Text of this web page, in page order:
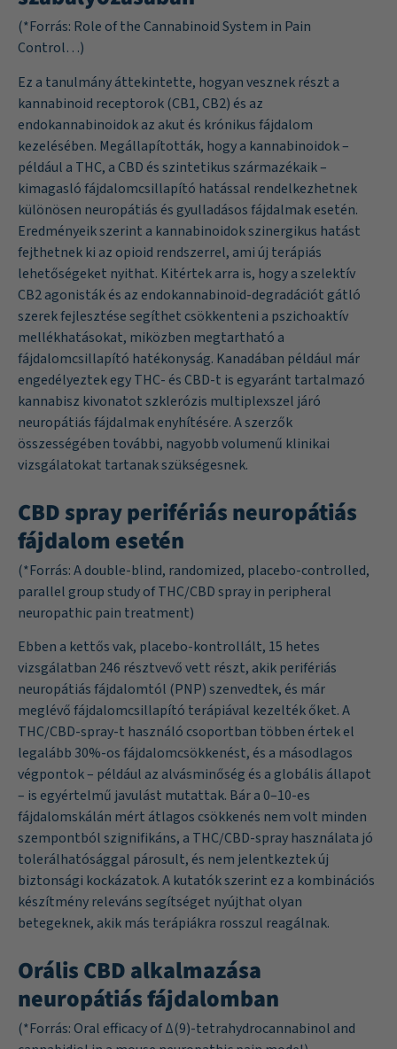
(*Forrás: Role of the Cannabinoid System in Pain
Control…)
Ez a tanulmány áttekintette, hogyan vesznek részt a
kannabinoid receptorok (CB1, CB2) és az
endokannabinoidok az akut és krónikus fájdalom
kezelésében. Megállapították, hogy a kannabinoidok –
például a THC, a CBD és szintetikus származékaik –
kimagasló fájdalomcsillapító hatással rendelkezhetnek
különösen neuropátiás és gyulladásos fájdalmak esetén.
Eredményeik szerint a kannabinoidok szinergikus hatást
fejthetnek ki az opioid rendszerrel, ami új terápiás
lehetőségeket nyithat. Kitértek arra is, hogy a szelektív
CB2 agonisták és az endokannabinoid-degradációt gátló
szerek fejlesztése segíthet csökkenteni a pszichoaktív
mellékhatásokat, miközben megtartható a
fájdalomcsillapító hatékonyság. Kanadában például már
engedélyeztek egy THC- és CBD-t is egyaránt tartalmazó
kannabisz kivonatot szklerózis multiplexszel járó
neuropátiás fájdalmak enyhítésére. A szerzők
összességében további, nagyobb volumenű klinikai
vizsgálatokat tartanak szükségesnek.
CBD spray perifériás neuropátiás
fájdalom esetén
(*Forrás:A double-blind, randomized, placebo-controlled,
parallel group study of THC/CBD spray in peripheral
neuropathic pain treatment)
Ebben a kettős vak, placebo-kontrollált, 15 hetes
vizsgálatban 246 résztvevő vett részt, akik perifériás
neuropátiás fájdalomtól (PNP) szenvedtek, és már
meglévő fájdalomcsillapító terápiával kezelték őket. A
THC/CBD-spray-t használó csoportban többen értek el
legalább 30%-os fájdalomcsökkenést, és a másodlagos
végpontok – például az alvásminőség és a globális állapot
– is egyértelmű javulást mutattak. Bár a 0–10-es
fájdalomskálán mért átlagos csökkenés nem volt minden
szempontból szignifikáns, a THC/CBD-spray használata jó
tolerálhatósággal párosult, és nem jelentkeztek új
biztonsági kockázatok. A kutatók szerint ez a kombinációs
készítmény releváns segítséget nyújthat olyan
betegeknek, akik más terápiákra rosszul reagálnak.
Orális CBD alkalmazása
neuropátiás fájdalomban
(*Forrás:Oral efficacy of Δ(9)-tetrahydrocannabinol and